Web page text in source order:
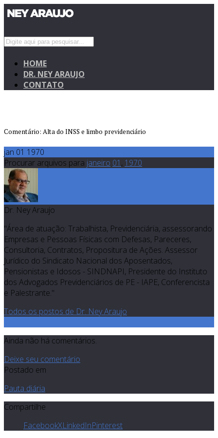
HOME
DR. NEY ARAUJO
CONTATO
Comentário: Alta do INSS e limbo previdenciário
jan 01 1970
Procurar arquivos para janeiro 01 , 1970
Dr. Ney Araujo
"Área de atuação: Trabalhista, Previdenciária, assessorando
Empresas e Pessoas Físicas com Defesas, Pareceres,
Consultoria, Contratos, Propositura de Ações. Assessor
Jurídico do Sindicato Nacional dos Aposentados,
Pensionistas e Idosos - SINDNAPI, Presidente do Instituto
dos Advogados Previdenciários de PE - IAPE, Conferencista
e Palestrante."
Todos os postos de Dr. Ney Araujo
Ainda não há comentários.
Deixe seu comentário
Postado em
Pauta diária
Compartilhe
FacebookXLinkedInPinterest